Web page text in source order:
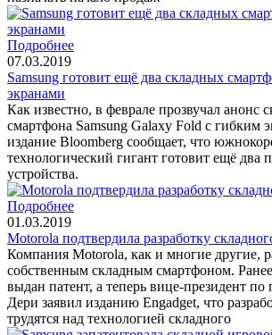
Подробнее
07.03.2019
Samsung готовит ещё два складных
экранами
Как известно, в феврале прозвучал анонс
смартфона Samsung Galaxy Fold с гибким
издание Bloomberg сообщает, что
технологический гигант готовит ещё два
устройства.
Подробнее
01.03.2019
Motorola подтвердила разработку
Компания Motorola, как и многие другие,
собственным складным смартфоном.
выдан патент, а теперь вице-президент
Дери заявил изданию Engadget, что
трудятся над технологией складного